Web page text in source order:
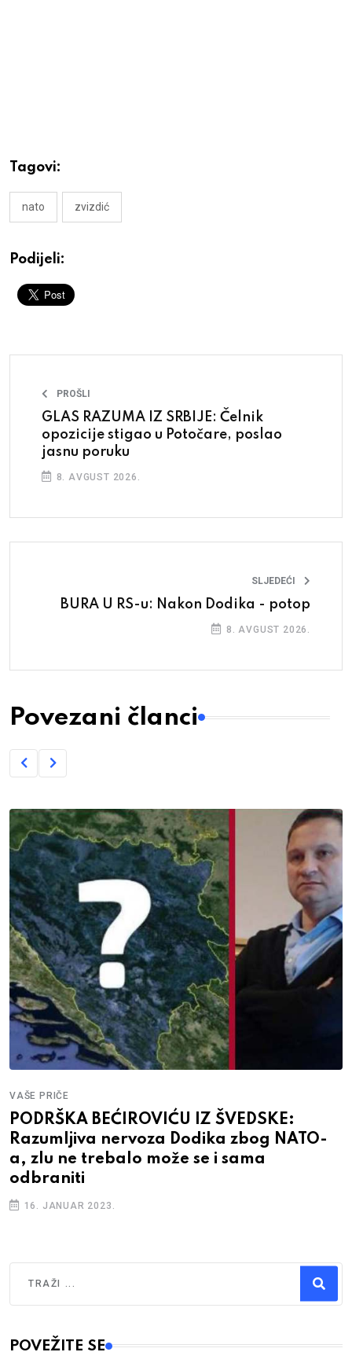
Tagovi:
nato zvizdić
Podijeli:
PROŠLI
GLAS RAZUMA IZ SRBIJE: Čelnik
opozicije stigao u Potočare, poslao
jasnu poruku
8. AVGUST 2026.
SLJEDEĆI
BURA U RS-u: Nakon Dodika - potop
8. AVGUST 2026.
Povezani članci
VAŠE PRIČE
PODRŠKA BEĆIROVIĆU IZ ŠVEDSKE:
Razumljiva nervoza Dodika zbog NATO-
a, zlu ne trebalo može se i sama
odbraniti
16. JANUAR 2023.
Type 2 or more characters for results.
POVEŽITE SE